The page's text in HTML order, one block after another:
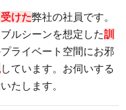
けた弊社の社員です。
ルシーンを想定した訓
ライベート空間にお邪
しています。お伺いする
たします。